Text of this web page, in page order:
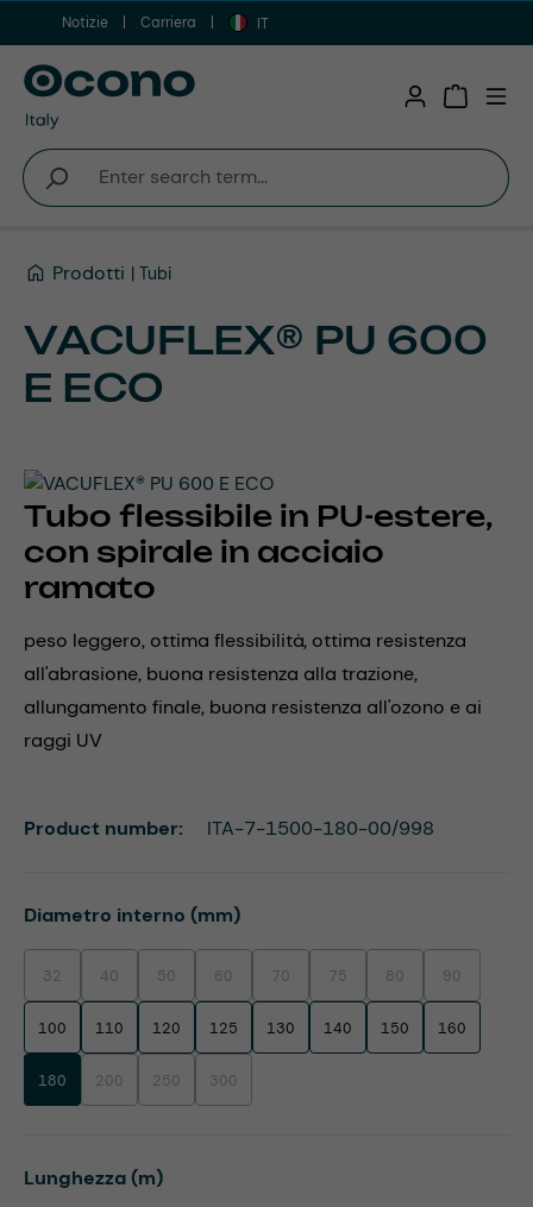
Vai al contenuto principale
Notizie Carriera IT
Prodotti Tubi
VACUFLEX® PU 600
E ECO
Tubo flessibile in PU-estere,
con spirale in acciaio
ramato
peso leggero, ottima flessibilità, ottima resistenza
all'abrasione, buona resistenza alla trazione,
allungamento finale, buona resistenza all'ozono e ai
raggi UV
Select
Diametro interno (mm)
32(This option is currently unavailable.)
40(This option is currently unavailable.)
50(This option is currently unavailable.)
60(This option is currently unavailable.)
70(This option is currently unavailable.)
75(This option is currently
80(This option is
90(This option
100 110 120 125 130 140 150 160
180 200(This option is currently unavailable.)
250(This option is currently unavailable.)
300(This option is currently unavailable.)
Select
Lunghezza (m)
Product number: ITA-7-1500-180-00/998